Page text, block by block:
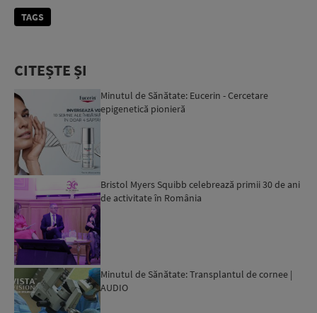
TAGS
CITEȘTE ȘI
Minutul de Sănătate: Eucerin - Cercetare
epigenetică pionieră
Bristol Myers Squibb celebrează primii 30 de ani
de activitate în România
Minutul de Sănătate: Transplantul de cornee |
AUDIO